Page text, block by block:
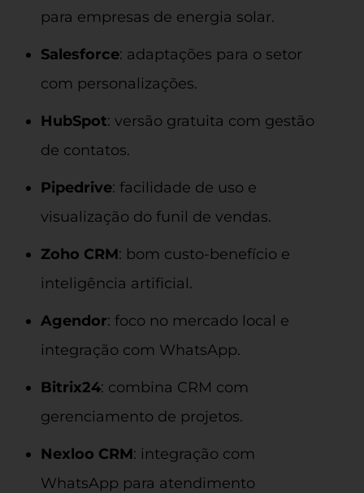
para empresas de energia solar.
Salesforce: adaptações para o setor
com personalizações.
HubSpot: versão gratuita com gestão
de contatos.
Pipedrive: facilidade de uso e
visualização do funil de vendas.
Zoho CRM: bom custo-benefício e
inteligência artificial.
Agendor: foco no mercado local e
integração com WhatsApp.
Bitrix24: combina CRM com
gerenciamento de projetos.
Nexloo CRM: integração com
WhatsApp para atendimento